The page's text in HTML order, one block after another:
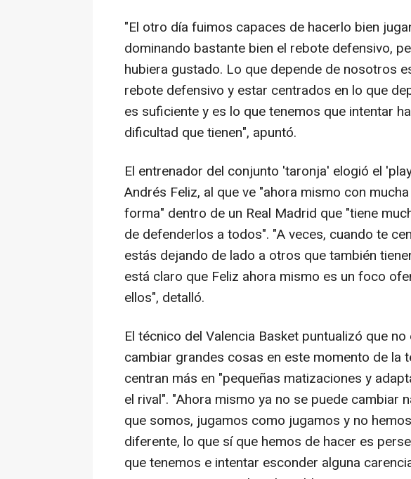
"El otro día fuimos capaces de hacerlo bien
dominando bastante bien el rebote defensivo,
hubiera gustado. Lo que depende de nosotros
rebote defensivo y estar centrados en lo que
es suficiente y es lo que tenemos que intentar
dificultad que tienen", apuntó.
El entrenador del conjunto 'taronja' elogió el
Andrés Feliz, al que ve "ahora mismo con
forma" dentro de un Real Madrid que "tiene
de defenderlos a todos". "A veces, cuando te
estás dejando de lado a otros que también
está claro que Feliz ahora mismo es un foco
ellos", detalló.
El técnico del Valencia Basket puntualizó que
cambiar grandes cosas en este momento de la
centran más en "pequeñas matizaciones y
el rival". "Ahora mismo ya no se puede cambiar
que somos, jugamos como jugamos y no
diferente, lo que sí que hemos de hacer es
que tenemos e intentar esconder alguna